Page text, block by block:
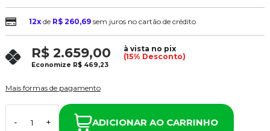
12xde R$ 260,69 sem juros no cartão de crédito
R$ 2.659,00
à vista no pix
(15% Desconto)
Economize R$ 469,23
Mais formas de pagamento
- + ADICIONAR AO CARRINHO